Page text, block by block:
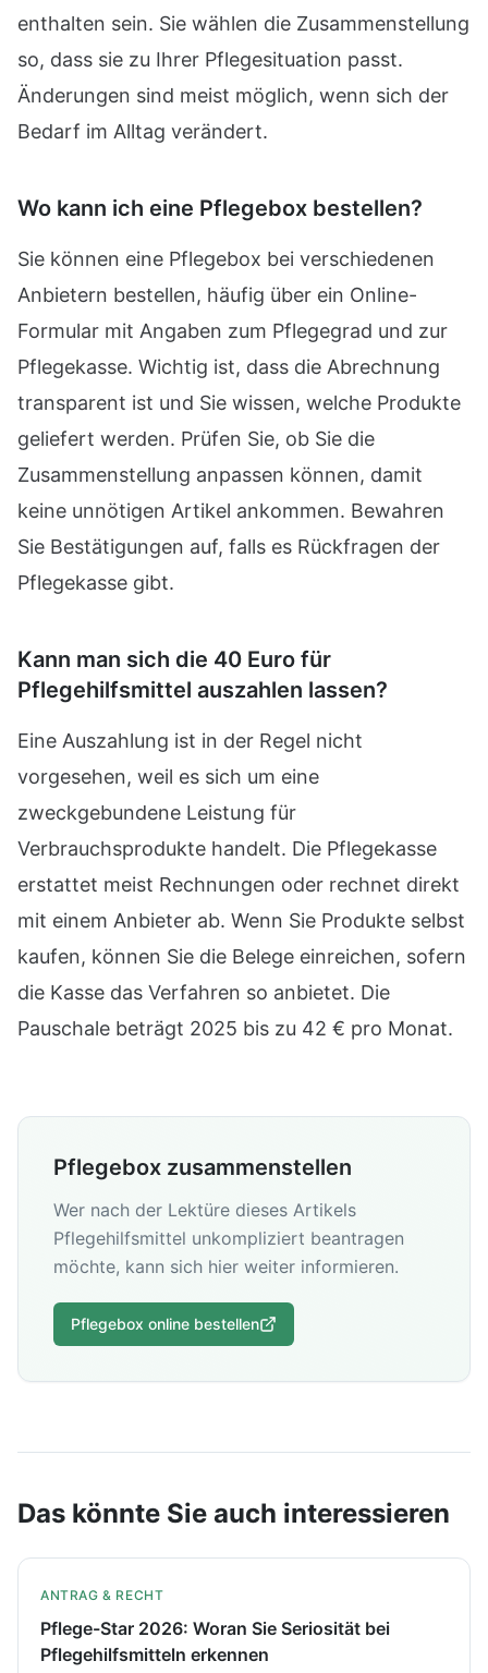
enthalten sein. Sie wählen die Zusammenstellung
so, dass sie zu Ihrer Pflegesituation passt.
Änderungen sind meist möglich, wenn sich der
Bedarf im Alltag verändert.
Wo kann ich eine Pflegebox bestellen?
Sie können eine Pflegebox bei verschiedenen
Anbietern bestellen, häufig über ein Online-
Formular mit Angaben zum Pflegegrad und zur
Pflegekasse. Wichtig ist, dass die Abrechnung
transparent ist und Sie wissen, welche Produkte
geliefert werden. Prüfen Sie, ob Sie die
Zusammenstellung anpassen können, damit
keine unnötigen Artikel ankommen. Bewahren
Sie Bestätigungen auf, falls es Rückfragen der
Pflegekasse gibt.
Kann man sich die 40 Euro für
Pflegehilfsmittel auszahlen lassen?
Eine Auszahlung ist in der Regel nicht
vorgesehen, weil es sich um eine
zweckgebundene Leistung für
Verbrauchsprodukte handelt. Die Pflegekasse
erstattet meist Rechnungen oder rechnet direkt
mit einem Anbieter ab. Wenn Sie Produkte selbst
kaufen, können Sie die Belege einreichen, sofern
die Kasse das Verfahren so anbietet. Die
Pauschale beträgt 2025 bis zu 42 € pro Monat.
Pflegebox zusammenstellen
Wer nach der Lektüre dieses Artikels
Pflegehilfsmittel unkompliziert beantragen
möchte, kann sich hier weiter informieren.
Pflegebox online bestellen
Das könnte Sie auch interessieren
ANTRAG & RECHT
Pflege-Star 2026: Woran Sie Seriosität bei
Pflegehilfsmitteln erkennen